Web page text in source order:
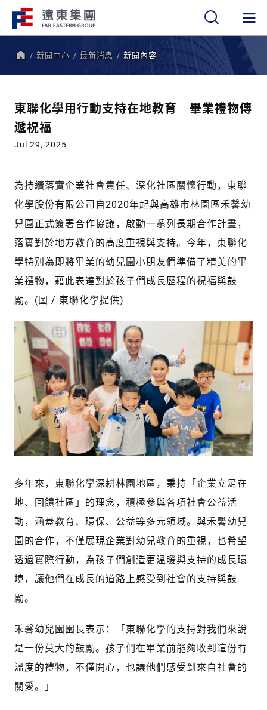
新聞中心 最新消息 新聞內容
東聯化學用行動支持在地教育 畢業禮物傳
遞祝福
Jul 29, 2025
為持續落實企業社會責任、深化社區關懷行動，東聯
化學股份有限公司自2020年起與高雄市林園區禾馨幼
兒園正式簽署合作協議，啟動一系列長期合作計畫，
落實對於地方教育的高度重視與支持。今年，東聯化
學特別為即將畢業的幼兒園小朋友們準備了精美的畢
業禮物，藉此表達對於孩子們成長歷程的祝福與鼓
勵。(圖 / 東聯化學提供)
多年來，東聯化學深耕林園地區，秉持「企業立足在
地、回饋社區」的理念，積極參與各項社會公益活
動，涵蓋教育、環保、公益等多元領域。與禾馨幼兒
園的合作，不僅展現企業對幼兒教育的重視，也希望
透過實際行動，為孩子們創造更溫暖與支持的成長環
境，讓他們在成長的道路上感受到社會的支持與鼓
勵。
禾馨幼兒園園長表示：「東聯化學的支持對我們來說
是一份莫大的鼓勵。孩子們在畢業前能夠收到這份有
溫度的禮物，不僅開心，也讓他們感受到來自社會的
關愛。」